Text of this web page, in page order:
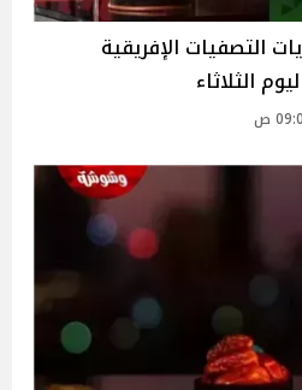
التصفيات الإفريقية
الثلاثاء